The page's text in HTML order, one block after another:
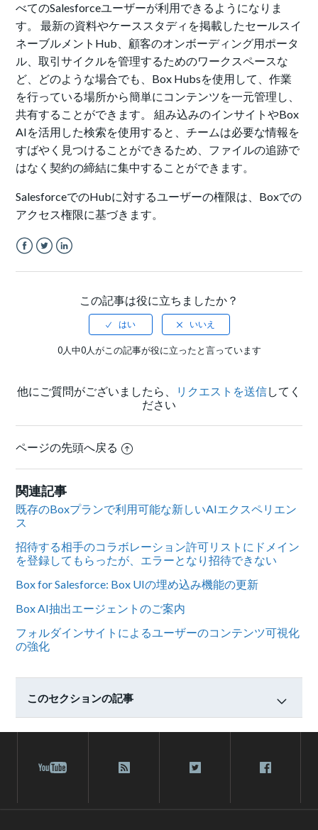
べてのSalesforceユーザーが利用できるようになりま
す。 最新の資料やケーススタディを掲載したセールスイ
ネーブルメントHub、顧客のオンボーディング用ポータ
ル、取引サイクルを管理するためのワークスペースな
ど、どのような場合でも、Box Hubsを使用して、作業
を行っている場所から簡単にコンテンツを一元管理し、
共有することができます。 組み込みのインサイトやBox
AIを活用した検索を使用すると、チームは必要な情報を
すばやく見つけることができるため、ファイルの追跡で
はなく契約の締結に集中することができます。
SalesforceでのHubに対するユーザーの権限は、Boxでの
アクセス権限に基づきます。
この記事は役に立ちましたか？
0人中0人がこの記事が役に立ったと言っています
他にご質問がございましたら、 リクエストを送信してく
ださい
ページの先頭へ戻る
関連記事
既存のBoxプランで利用可能な新しいAIエクスペリエン
ス
招待する相手のコラボレーション許可リストにドメイン
を登録してもらったが、エラーとなり招待できない
Box for Salesforce: Box UIの埋め込み機能の更新
Box AI抽出エージェントのご案内
フォルダインサイトによるユーザーのコンテンツ可視化
の強化
このセクションの記事